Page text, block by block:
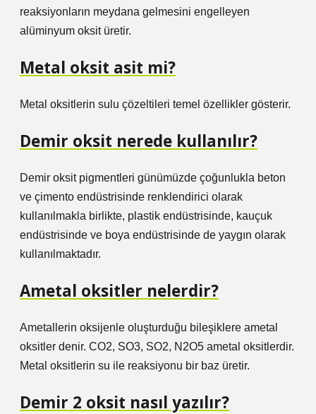
reaksiyonların meydana gelmesini engelleyen
alüminyum oksit üretir.
Metal oksit asit mi?
Metal oksitlerin sulu çözeltileri temel özellikler gösterir.
Demir oksit nerede kullanılır?
Demir oksit pigmentleri günümüzde çoğunlukla beton
ve çimento endüstrisinde renklendirici olarak
kullanılmakla birlikte, plastik endüstrisinde, kauçuk
endüstrisinde ve boya endüstrisinde de yaygın olarak
kullanılmaktadır.
Ametal oksitler nelerdir?
Ametallerin oksijenle oluşturduğu bileşiklere ametal
oksitler denir. CO2, SO3, SO2, N2O5 ametal oksitlerdir.
Metal oksitlerin su ile reaksiyonu bir baz üretir.
Demir 2 oksit nasıl yazılır?